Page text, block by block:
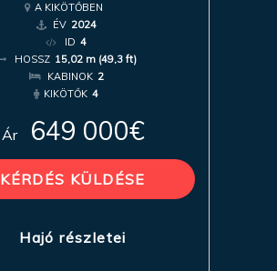
A KIKÖTŐBEN
ÉV 2024
ID 4
HOSSZ 15,02 m (49,3 ft)
KABINOK 2
KIKÖTŐK 4
Ár 649 000€
KÉRDÉS KÜLDÉSE
Hajó részletei